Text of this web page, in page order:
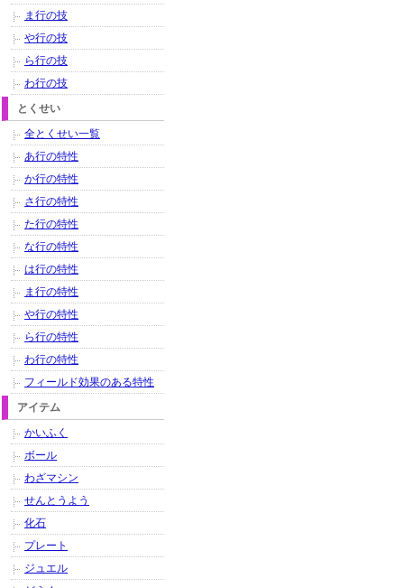
ま行の技
や行の技
ら行の技
わ行の技
とくせい
全とくせい一覧
あ行の特性
か行の特性
さ行の特性
た行の特性
な行の特性
は行の特性
ま行の特性
や行の特性
ら行の特性
わ行の特性
フィールド効果のある特性
アイテム
かいふく
ボール
わざマシン
せんとうよう
化石
プレート
ジュエル